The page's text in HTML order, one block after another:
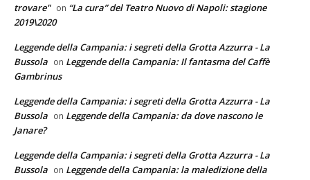
trovare" on “La cura” del Teatro Nuovo di Napoli: stagione
2019\2020
Leggende della Campania: i segreti della Grotta Azzurra - La
Bussola on Leggende della Campania: Il fantasma del Caffè
Gambrinus
Leggende della Campania: i segreti della Grotta Azzurra - La
Bussola on Leggende della Campania: da dove nascono le
Janare?
Leggende della Campania: i segreti della Grotta Azzurra - La
Bussola on Leggende della Campania: la maledizione della